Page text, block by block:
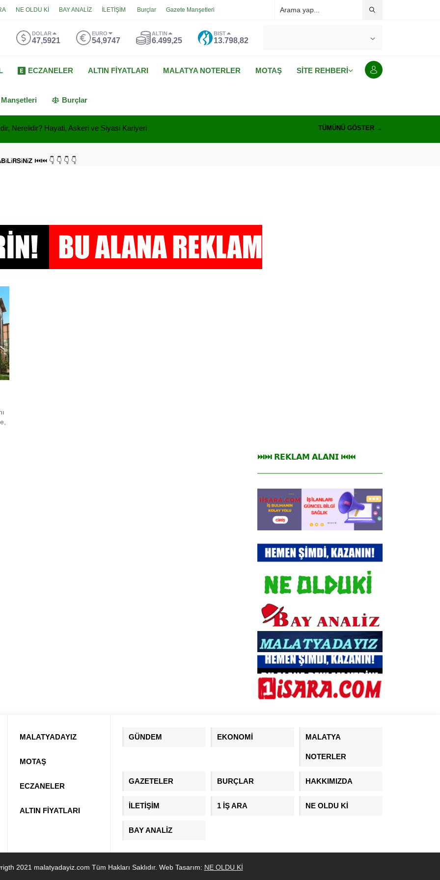
NE OLDU Kİ BAY ANALİZ İLETİŞİM Burçlar Gazete Manşetleri
DOLAR
47,5921
EURO
54,9747
ALTIN
6.499,25
BIST
13.798,82
ECZANELER ALTIN FİYATLARI MALATYA NOTERLER MOTAŞ SİTE REHBERİ
Burçlar
Nerelidir? Hayati, Askeri ve Siyasi Kariyeri TÜMÜNÜ GÖSTER →
⏮⏮ 👇 👇 👇 👇
⏭⏭ 𝗥𝗘𝗞𝗟𝗔𝗠 𝗔𝗟𝗔𝗡𝗜 ⏮⏮
MALATYADAYIZ
MOTAŞ
ECZANELER
ALTIN FİYATLARI
GÜNDEM EKONOMİ MALATYA
NOTERLER
GAZETELER BURÇLAR HAKKIMIZDA
İLETİŞİM 1 İŞ ARA NE OLDU Kİ
BAY ANALİZ
2021 malatyadayiz.com Tüm Hakları Saklıdır. Web Tasarım: NE OLDU Kİ